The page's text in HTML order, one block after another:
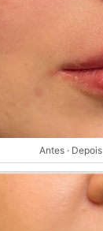
Antes · Depois